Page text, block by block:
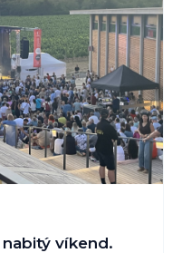
víkend.